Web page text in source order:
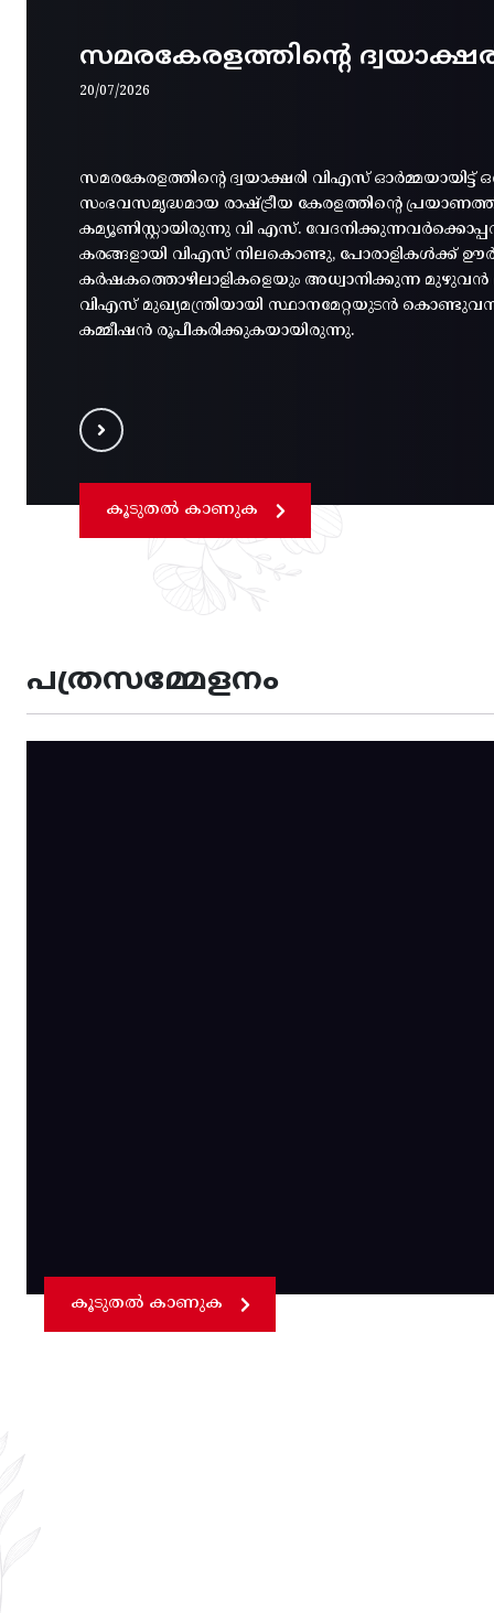
സമരകേരളത്തിൻ്റെ
20/07/2026
സമരകേരളത്തിൻ്റെ ദ്വയാക്ഷരി വിഎസ്
സംഭവസമൃദ്ധമായ രാഷ്ട്രീയ കേരളത്തിന്റെ
കമ്യൂണിസ്റ്റായിരുന്നു വി എസ്.
കരങ്ങളായി വിഎസ് നിലകൊണ്ടു, പോരാളികൾക്ക്
കർഷകത്തൊഴിലാളികളെയും അധ്വാനിക്കുന്ന മുഴുവൻ
വിഎസ് മുഖ്യമന്ത്രിയായി സ്ഥാനമേറ്റയുടൻ
കമ്മീഷൻ രൂപീകരിക്കുകയായിരുന്നു.
കൂടുതൽ കാണുക
പത്രസമ്മേളനം
കൂടുതൽ കാണുക